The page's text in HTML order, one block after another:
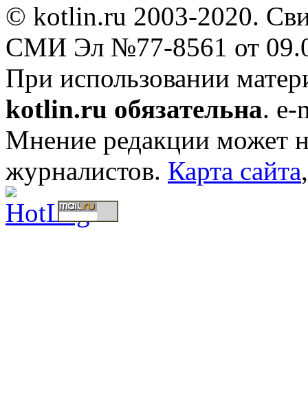
© kotlin.ru 2003-2020.
СМИ Эл №77-8561 от
При использовании
kotlin.ru обязательна. e-
Мнение редакции может
журналистов. Карта сайта